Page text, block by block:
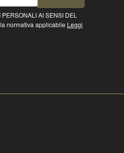
AI SENSI DEL
normativa applicabile Leggi